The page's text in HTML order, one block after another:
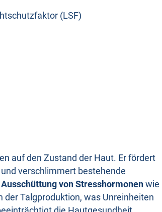
(LSF)
auf den Zustand der Haut. Er fördert
verschlimmert bestehende
Ausschüttung von Stresshormonen wie
Talgproduktion, was Unreinheiten